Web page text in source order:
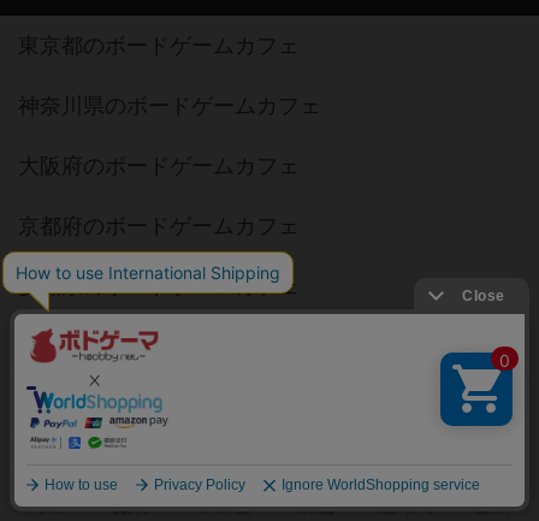
東京都のボードゲームカフェ
神奈川県のボードゲームカフェ
大阪府のボードゲームカフェ
京都府のボードゲームカフェ
愛知県のボードゲームカフェ
福岡県のボードゲームカフェ
北海道のボードゲームカフェ